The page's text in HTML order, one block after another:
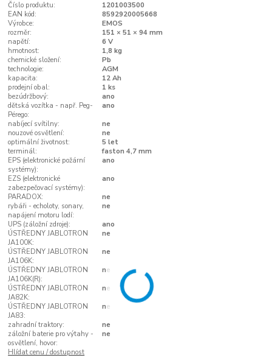
Číslo produktu:
1201003500
EAN kód:
8592920005668
Výrobce:
EMOS
rozměr:
151 × 51 × 94 mm
napětí:
6 V
hmotnost:
1,8 kg
chemické složení:
Pb
technologie:
AGM
kapacita:
12 Ah
prodejní obal:
1 ks
bezúdržbový:
ano
dětská vozítka - např. Peg-
Pérego:
ano
nabíjecí svítilny:
ne
nouzové osvětlení:
ne
optimální životnost:
5 let
terminál:
faston 4,7 mm
EPS (elektronické požární
systémy):
ano
EZS (elektronické
zabezpečovací systémy):
ano
PARADOX:
ne
rybáři - echoloty, sonary,
napájení motoru lodí:
ne
UPS (záložní zdroje):
ano
ÚSTŘEDNY JABLOTRON
JA100K:
ne
ÚSTŘEDNY JABLOTRON
JA106K:
ne
ÚSTŘEDNY JABLOTRON
JA106K(R):
ne
ÚSTŘEDNY JABLOTRON
JA82K:
ne
ÚSTŘEDNY JABLOTRON
JA83:
ne
zahradní traktory:
ne
záložní baterie pro výtahy -
osvětlení, hovor:
ne
Hlídat cenu / dostupnost